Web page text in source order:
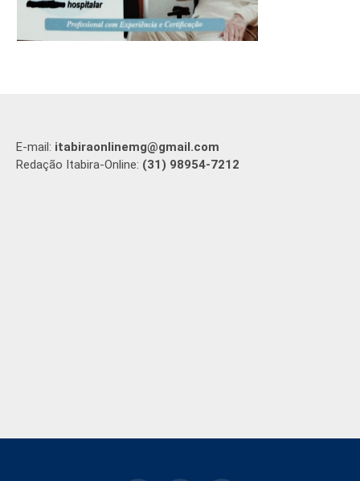
E-mail: itabiraonlinemg@gmail.com
Redação Itabira-Online: (31) 98954-7212